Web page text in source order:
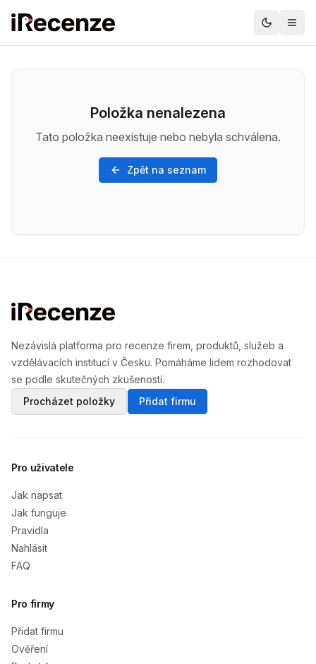
Položka nenalezena
Tato položka neexistuje nebo nebyla schválena.
Zpět na seznam
Nezávislá platforma pro recenze firem, produktů, služeb a
vzdělávacích institucí v Česku. Pomáháme lidem rozhodovat
se podle skutečných zkušeností.
Procházet položky
Přidat firmu
Pro uživatele
Jak napsat
Jak funguje
Pravidla
Nahlásit
FAQ
Pro firmy
Přidat firmu
Ověření